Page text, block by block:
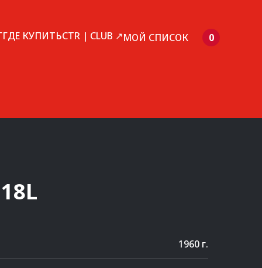
ГДЕ КУПИТЬCTR | CLUB ↗МОЙ СПИСОК 0
1960 г.